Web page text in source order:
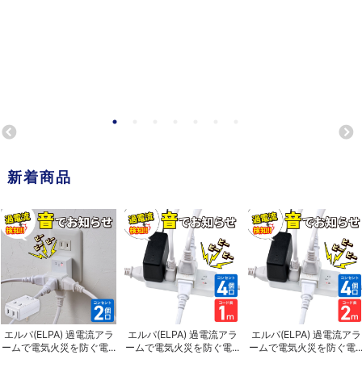
新着商品
エルパ(ELPA) 過電流アラ
ームで電気火災を防ぐ電...
エルパ(ELPA) 過電流アラ
ームで電気火災を防ぐ電...
エルパ(ELPA) 過電流アラ
ームで電気火災を防ぐ電